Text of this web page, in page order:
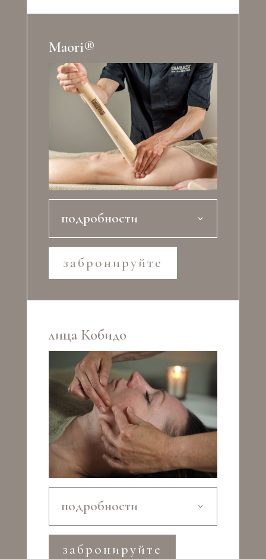
Maori®
подробности
забронируйте
лица Кобидо
подробности
забронируйте